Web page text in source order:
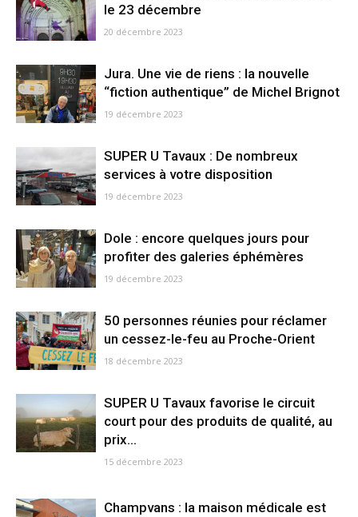
le 23 décembre
20 décembre 2023
Jura. Une vie de riens : la nouvelle
“fiction authentique” de Michel Brignot
19 décembre 2023
SUPER U Tavaux : De nombreux
services à votre disposition
19 décembre 2023
Dole : encore quelques jours pour
profiter des galeries éphémères
19 décembre 2023
50 personnes réunies pour réclamer
un cessez-le-feu au Proche-Orient
18 décembre 2023
SUPER U Tavaux favorise le circuit
court pour des produits de qualité, au
prix...
15 décembre 2023
Champvans : la maison médicale est